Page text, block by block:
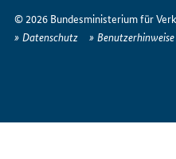
erreichen
Sie
© 2026 Bundesministerium für
Datenschutz
Benutzerhinweise